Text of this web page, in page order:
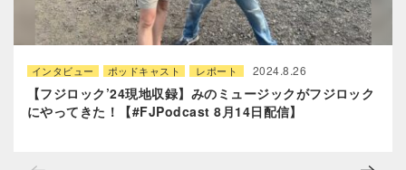
インタビュー ポッドキャスト レポート 2024.8.26
【フジロック’24現地収録】みのミュージックがフジロック
にやってきた！【#FJPodcast 8月14日配信】